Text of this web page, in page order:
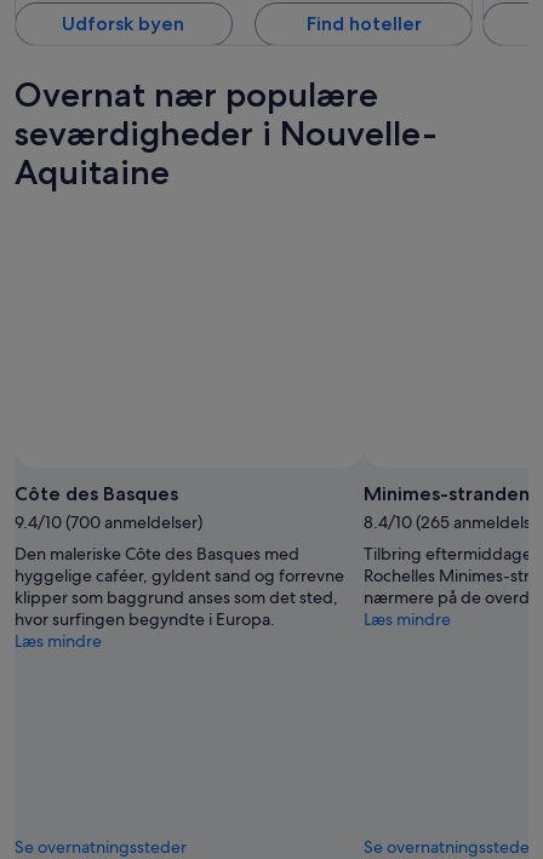
Udforsk byen Find hoteller
Overnat nær populære
seværdigheder i Nouvelle-
Aquitaine
Côte des Basques
9.4/10 (700 anmeldelser)
Den maleriske Côte des Basques med
hyggelige caféer, gyldent sand og forrevne
klipper som baggrund anses som det sted,
hvor surfingen begyndte i Europa.
Læs mindre
Se overnatningssteder
Minimes-stranden
8.4/10 (265
Tilbring eftermiddagen
Rochelles Minimes-
nærmere på de
Læs mindre
Se overnatningssteder